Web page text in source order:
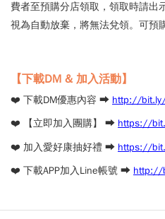
費者至預購分店領取，領取時請出
視為自動放棄，將無法兌領。可預
【下載DM & 加入活動】
❤️ 下載DM優惠內容 ➡️ http://bit.ly/
❤️ 【立即加入團購】 ➡️ https://
❤️ 加入愛好康抽好禮 ➡️ https://
❤️ 下載APP加入Line帳號 ➡️ http://